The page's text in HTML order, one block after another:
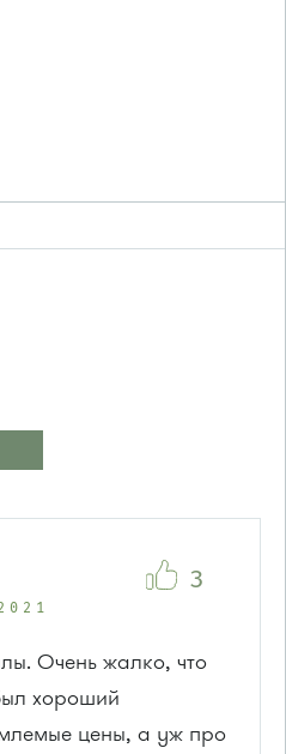
Очень жалко, что
хороший
цены, а уж про
3